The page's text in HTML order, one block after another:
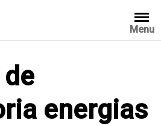
Menu
energias